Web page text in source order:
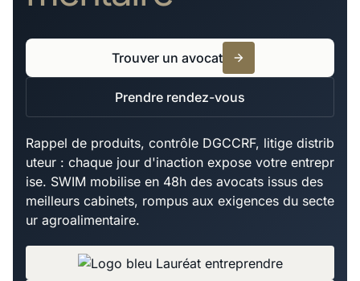
Trouver un avocat
Prendre rendez-vous
Rappel de produits, contrôle DGCCRF, litige distrib
uteur : chaque jour d'inaction expose votre entrepr
ise. SWIM mobilise en 48h des avocats issus des
meilleurs cabinets, rompus aux exigences du secte
ur agroalimentaire.